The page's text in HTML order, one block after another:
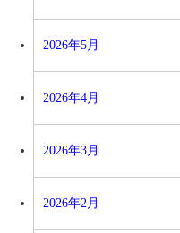
2026年5月
2026年4月
2026年3月
2026年2月